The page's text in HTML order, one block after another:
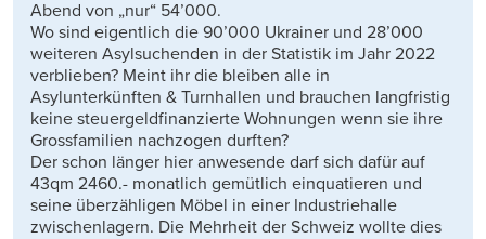
Abend von „nur“ 54’000.
Wo sind eigentlich die 90’000 Ukrainer und 28’000
weiteren Asylsuchenden in der Statistik im Jahr 2022
verblieben? Meint ihr die bleiben alle in
Asylunterkünften & Turnhallen und brauchen langfristig
keine steuergeldfinanzierte Wohnungen wenn sie ihre
Grossfamilien nachzogen durften?
Der schon länger hier anwesende darf sich dafür auf
43qm 2460.- monatlich gemütlich einquatieren und
seine überzähligen Möbel in einer Industriehalle
zwischenlagern. Die Mehrheit der Schweiz wollte dies